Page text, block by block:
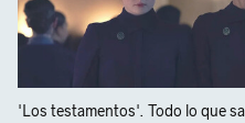
'Los testamentos'. Todo lo que